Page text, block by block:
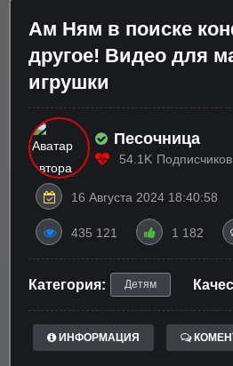
Ам Ням в поиске
другое! Видео для
игрушки
Песочница
54.1K Подписчиков
16 Августа 2024 18:40:58
435 121 1 182
Категория: Детям
ИНФОРМАЦИЯ